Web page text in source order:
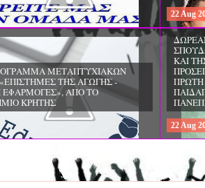
22Aug
ΜΕΤΑΠΤΥΧΙΑΚΩΝ
ΑΓΩΓΗ ΚΑΙ
ΣΤΟ ΠΑΝΕΠΙΣΤΗΜΙΟ
22Aug